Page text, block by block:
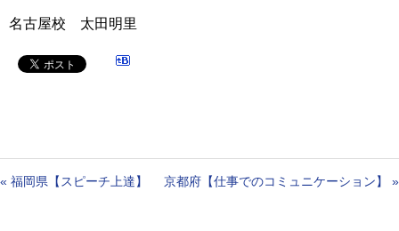
名古屋校 太田明里
« 福岡県【スピーチ上達】 京都府【仕事でのコミュニケーション】 »